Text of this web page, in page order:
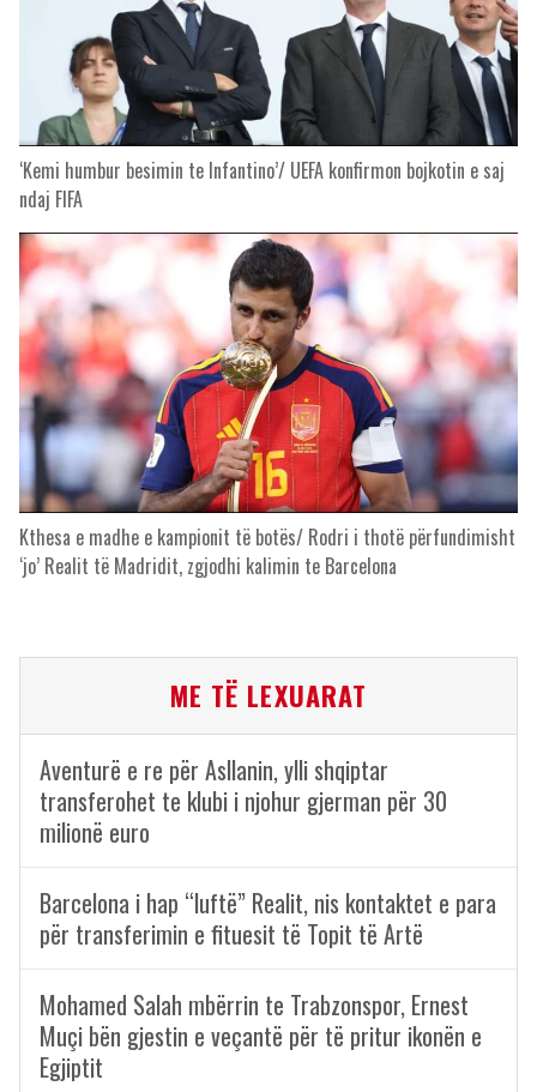
‘Kemi humbur besimin te Infantino’/ UEFA konfirmon bojkotin e saj
ndaj FIFA
Kthesa e madhe e kampionit të botës/ Rodri i thotë përfundimisht
‘jo’ Realit të Madridit, zgjodhi kalimin te Barcelona
ME TË LEXUARAT
Aventurë e re për Asllanin, ylli shqiptar
transferohet te klubi i njohur gjerman për 30
milionë euro
Barcelona i hap “luftë” Realit, nis kontaktet e para
për transferimin e fituesit të Topit të Artë
Mohamed Salah mbërrin te Trabzonspor, Ernest
Muçi bën gjestin e veçantë për të pritur ikonën e
Egjiptit